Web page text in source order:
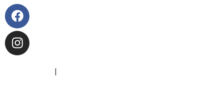
|